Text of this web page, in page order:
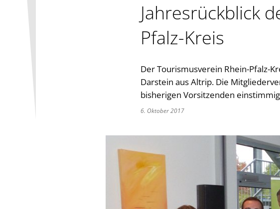
Jahresrückblick
Pfalz-Kreis
Der Tourismusverein Rhein-Pfalz-
Darstein aus Altrip. Die
bisherigen Vorsitzenden
6. Oktober 2017